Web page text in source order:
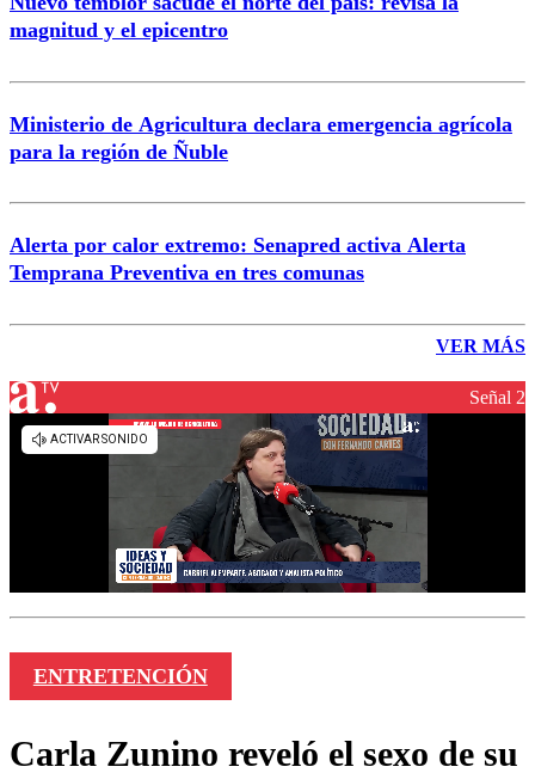
magnitud y el epicentro
Ministerio de Agricultura declara emergencia agrícola
para la región de Ñuble
Alerta por calor extremo: Senapred activa Alerta
Temprana Preventiva en tres comunas
VER MÁS
Señal 2
ENTRETENCIÓN
Carla Zunino reveló el sexo de su